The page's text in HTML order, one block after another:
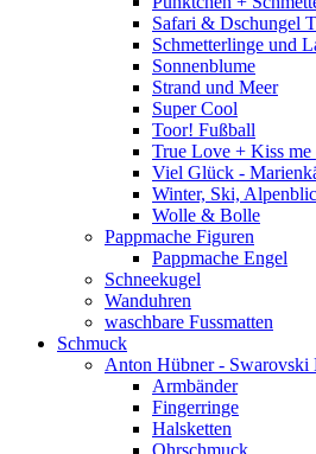
Safari & Dschungel
Schmetterlinge und
Sonnenblume
Strand und Meer
Super Cool
Toor! Fußball
True Love + Kiss me
Viel Glück -
Winter, Ski,
Wolle & Bolle
Pappmache Figuren
Pappmache Engel
Schneekugel
Wanduhren
waschbare Fussmatten
Schmuck
Anton Hübner - Swarovski
Armbänder
Fingerringe
Halsketten